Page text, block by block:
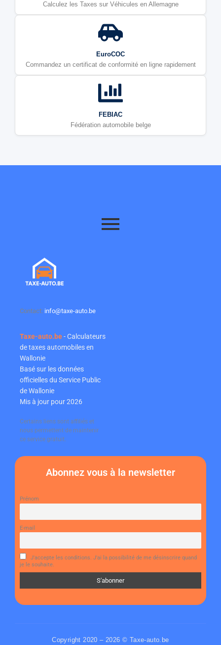
Calculez les Taxes sur Véhicules en Allemagne
EuroCOC
Commandez un certificat de conformité en ligne rapidement
FEBIAC
Fédération automobile belge
Contact: info@taxe-auto.be
Taxe-auto.be- Calculateurs
de taxes automobiles en
Wallonie
Basé sur les données
officielles du Service Public
de Wallonie
Mis à jour pour 2026
Certains liens sont affiliés et
nous permettent de maintenir
ce service gratuit.
Abonnez vous à la newsletter
Prénom
E-mail
J'accepte les conditions. J'ai la possibilité de me désinscrire quand
je le souhaite.
Copyright 2020 – 2026 © Taxe-auto.be